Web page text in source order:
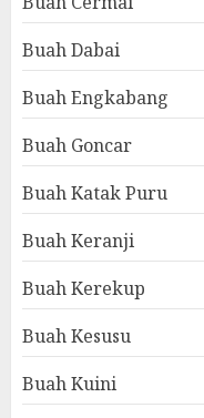
Buah Dabai
Buah Engkabang
Buah Goncar
Buah Katak Puru
Buah Keranji
Buah Kerekup
Buah Kesusu
Buah Kuini